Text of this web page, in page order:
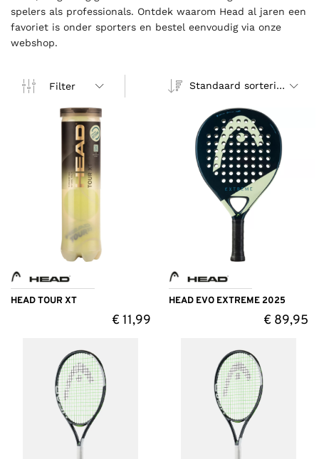
spelers als professionals. Ontdek waarom Head al jaren een
favoriet is onder sporters en bestel eenvoudig via onze
webshop.
Filter Standaard sortering
HEAD TOUR XT
€11,99
HEAD EVO EXTREME 2025
€ 89,95